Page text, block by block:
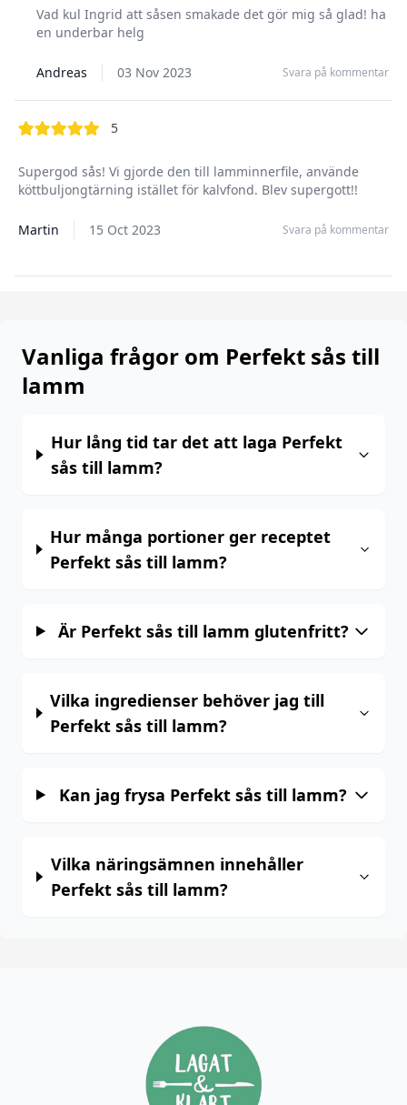
Vad kul Ingrid att såsen smakade det gör mig så glad! ha
en underbar helg
Andreas 03 Nov 2023 Svara på kommentar
5out of 5 stars
Supergod sås! Vi gjorde den till lamminnerfile, använde
köttbuljongtärning istället för kalvfond. Blev supergott!!
Martin 15 Oct 2023 Svara på kommentar
Vanliga frågor om Perfekt sås till
lamm
Hur lång tid tar det att laga Perfekt
sås till lamm?
Hur många portioner ger receptet
Perfekt sås till lamm?
Är Perfekt sås till lamm glutenfritt?
Vilka ingredienser behöver jag till
Perfekt sås till lamm?
Kan jag frysa Perfekt sås till lamm?
Vilka näringsämnen innehåller
Perfekt sås till lamm?